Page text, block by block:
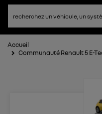
Accueil
Communauté Renault 5 E-